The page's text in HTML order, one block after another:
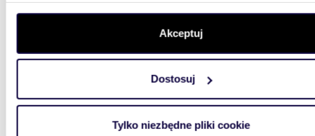
szczegółów. W Deklaracji plików cookie możesz zmienić
wycofać swoją zgodę w dowolnej chwili.
aby oferować funkcje społecznościowe i analizować ruch w
witrynie. Informacje o tym, jak korzystasz z naszej witryny,
analitycznym. Partnerzy mogą połączyć te informacje z
Akceptuj
Dostosuj
Tylko niezbędne pliki cookie
dom